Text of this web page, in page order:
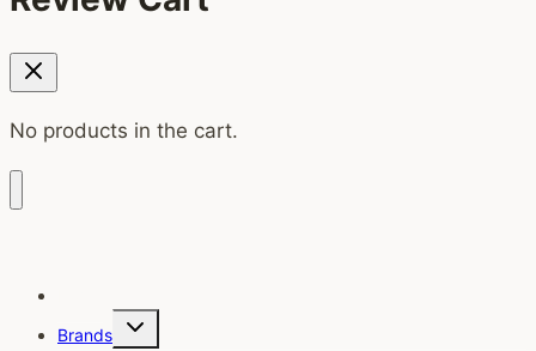
No products in the cart.
Brands
Toggle